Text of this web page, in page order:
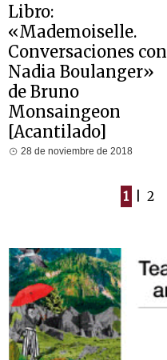
Libro:
«Mademoiselle.
Conversaciones con
Nadia Boulanger»
de Bruno
Monsaingeon
[Acantilado]
28 de noviembre de 2018
1 2